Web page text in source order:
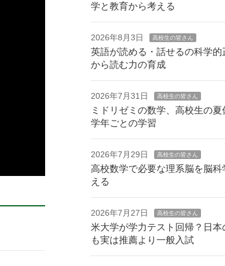
学と教育から考える
2026年8月3日 高校生の皆さん
英語が読める・話せるの科学的
から読む力の育成
2026年7月31日 高校生の皆さん
ミドリゼミの数学、高校生の
学年ごとの学習
2026年7月29日 高校生の皆さん
高校数学で必要な理系脳を脳科
える
2026年7月27日 高校生の皆さん
米大学が学力テスト回帰？日本
も実は推薦より一般入試